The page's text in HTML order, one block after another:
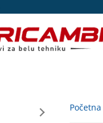
Početna